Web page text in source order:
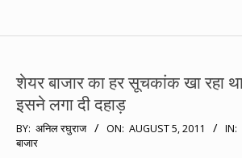
शेयर बाजार का हर सूचकांक खा रहा
इसने लगा दी दहाड़
2011-
08-
BY: अनिल रघुराज ON: AUGUST 5, 2011 IN:
बाजार